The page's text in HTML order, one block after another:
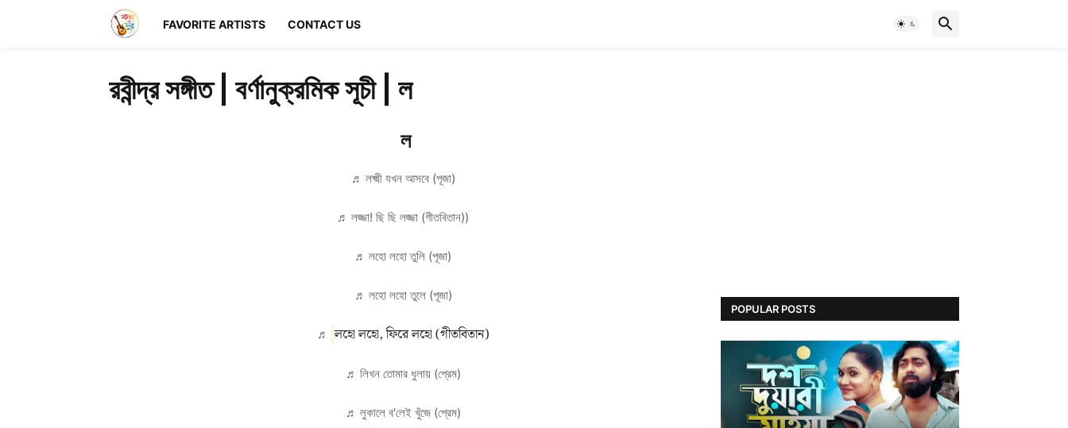
FAVORITE ARTISTS CONTACT US
রবীন্দ্র সঙ্গীত | বর্ণানুক্রমিক সূচী | ল
ল
♬ লক্ষ্মী যখন আসবে (পূজা)
♬ লজ্জা! ছি ছি লজ্জা (গীতবিতান))
♬ লহো লহো তুলি (পূজা)
♬ লহো লহো তুলে (পূজা)
♬ লহো লহো, ফিরে লহো (গীতবিতান)
♬ লিখন তোমার ধুলায় (প্রেম)
♬ লুকালে ব'লেই খুঁজে (প্রেম)
POPULAR POSTS
BENGALI SONG LYRICS